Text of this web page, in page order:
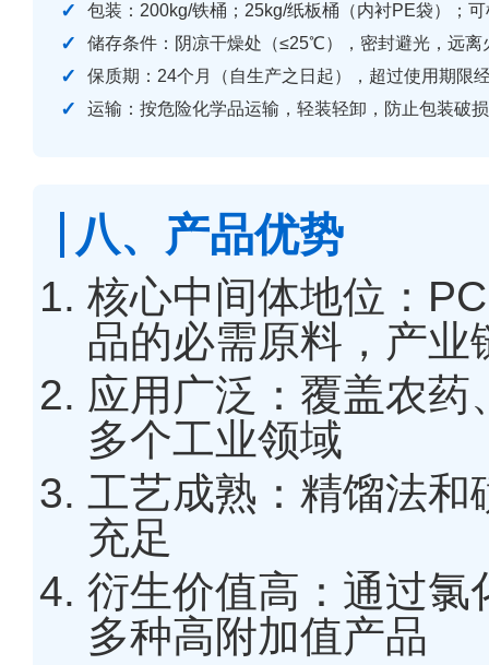
包装：200kg/铁桶；25kg/纸板桶（内衬PE袋）；
储存条件：阴凉干燥处（≤25℃），密封避光，远离
保质期：24个月（自生产之日起），超过使用期限
运输：按危险化学品运输，轻装轻卸，防止包装破损
八、产品优势
核心中间体地位：
品的必需原料，产业
应用广泛：覆盖农
多个工业领域
工艺成熟：精馏法和
充足
衍生价值高：通过氯
多种高附加值产品